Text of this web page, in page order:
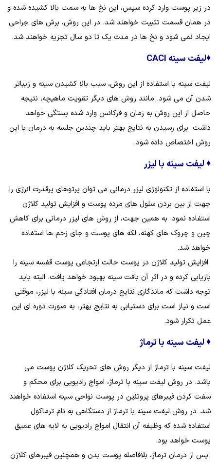
در زیر پوست وارد کرده سپس، این نخ‌ ها به سمت بالا کشیده شده و
در همان قسمت تثبیت خواهند شد. در این روش، برش‌ های جراحی
ایجاد نمی شود و نخ‌ ها در مدت یک تا دو سال تجزیه خواهند شد.
♦لیفت سینه CACI
لیفت سینه با استفاده از این روش، سبب بالا کشیدن سینه و زیباتر
شدن آن می شود. مانند روش‌ های دیگر تقویت ماهیچه، نتیجه
حاصل از این روش به زمان و فرکانس وارد شده بستگی خواهد
داشت. برای رسیدن به نتایج بهتر باید چندین جلسه به درمان با این
روش اختصاص داده شود.
♦لیفت سینه با لیزر
با استفاده از تکنولوژی لیزر درمانی می‌ توان پرتوهای پرقدرت انرژی را
جهت از بین بردن سلول‌ های مرده پوست و افزایش تولید کلاژن
استفاده نمود. به همین جهت، از روش‌ های لیزر درمانی برای کاهش
چین و چروک‌ های کهنه، لکه‌ های پوست و جای زخم‌ ها استفاده
خواهد شد.
افزایش تولید کلاژن در پوست حالت ارتجاعی پوست قفسه سینه را
بازیابی کرده و در اثر آن بافت سینه بهبود خواهد یافت. البته باید
توجه داشت که ماندگاری نتایج درمان افتادگی سینه با لیزر، موقتی
است و نیاز است برای دستیابی به نتایج بهتر، به صورت دوره ‌ای این
عمل تکرار شود.
♦لیفت سینه با ترماژ
لیفت سینه با ترماژ از دیگر روش‌ های تحریک کلاژن پوست می
باشد. در روش لیفت سینه با ترماژ، امواج رادیویی برای محکم و
سفت کردن فیبرهای پروتئین در پوست نواحی سینه استفاده ‌خواهند
شد. در روش لیفت سینه با ترماژ از دستگاهی به نام ترماکول
استفاده شده که وظیفه آن انتقال امواج رادیویی به لایه‌ های عمیق
پوست خواهد بود.
پس از درمان ترماژ، بلافاصله پوست بدن و همچنین فیبرهای کلاژن